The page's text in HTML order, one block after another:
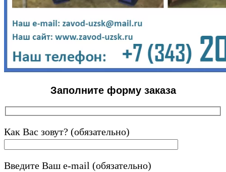
Заполните форму заказа
Как Вас зовут? (обязательно)
Введите Ваш e-mail (обязательно)